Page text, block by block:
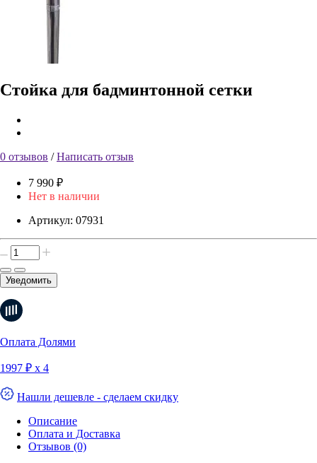
Стойка для бадминтонной сетки
0 отзывов /Написать отзыв
7 990 ₽
Нет в наличии
Артикул: 07931
Уведомить
Оплата Долями
1997 ₽ х 4
Нашли дешевле - сделаем скидку
Описание
Оплата и Доставка
Отзывов (0)